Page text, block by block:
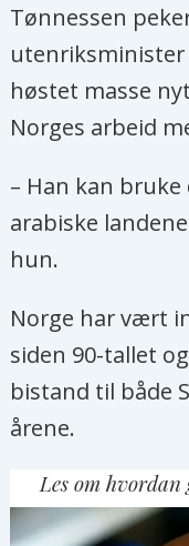
Tønnessen
utenriksminister
høstet masse
Norges arbeid
– Han kan
arabiske
hun.
Norge har vært
siden 90-tallet
bistand til både
årene.
Les om